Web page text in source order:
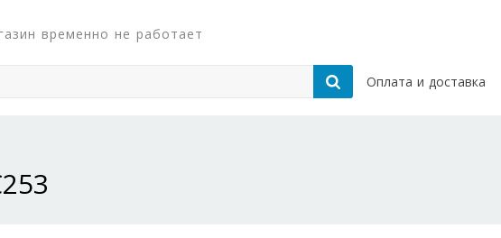
временно не работает
Оплата и доставка